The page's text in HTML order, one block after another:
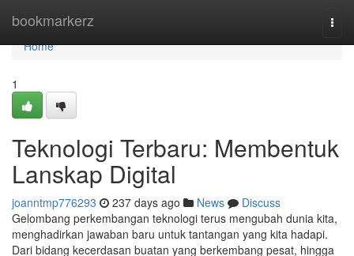
bookmarkerz
Home
Home
1
Teknologi Terbaru: Membentuk
Lanskap Digital
joanntmp776293 237 days ago News
Discuss
Gelombang perkembangan teknologi terus mengubah dunia kita,
menghadirkan jawaban baru untuk tantangan yang kita hadapi.
Dari bidang kecerdasan buatan yang berkembang pesat, hingga